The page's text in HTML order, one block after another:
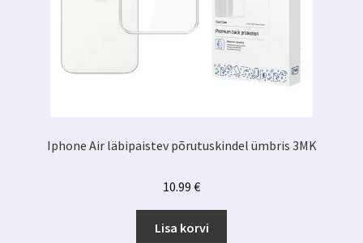
Iphone Air läbipaistev põrutuskindel ümbris 3MK
10.99 €
Lisa korvi